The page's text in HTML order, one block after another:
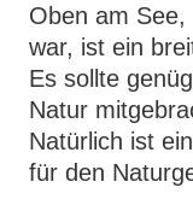
Oben am
war, ist ein
Es sollte
Natur
Natürlich ist
für den